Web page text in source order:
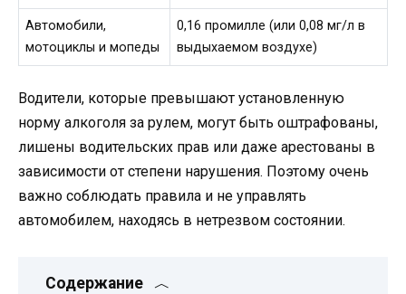
Автомобили,
мотоциклы и мопеды
0,16 промилле (или 0,08 мг/л в
выдыхаемом воздухе)
Водители, которые превышают установленную
норму алкоголя за рулем, могут быть оштрафованы,
лишены водительских прав или даже арестованы в
зависимости от степени нарушения. Поэтому очень
важно соблюдать правила и не управлять
автомобилем, находясь в нетрезвом состоянии.
Содержание